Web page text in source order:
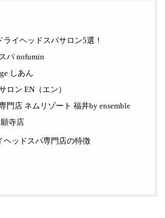
イヘッドスパサロン5選！
パ nofumin
しあん
ロン EN（エン）
門店 ネムリゾート 福井by ensemble
寺店
ヘッドスパ専門店の特徴